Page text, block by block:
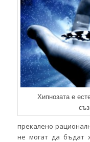
Хипнозата е
прекалено
не могат да бъдат